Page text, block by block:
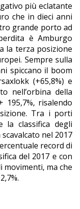
più eclatante
che in dieci anni
grande porto ad
è Amburgo
la terza posizione
Sempre sulla
spiccano il boom
(+65,8%) e
nell’orbina della
risalendo
Tra i porti
la classifica degli
nel 2017
record di
del 2017 e con
ma che